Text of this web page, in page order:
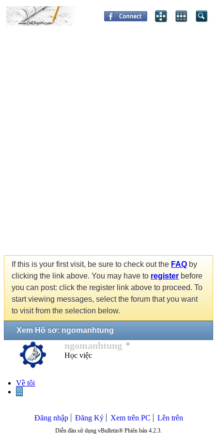
If this is your first visit, be sure to check out the FAQ by
clicking the link above. You may have to register before
you can post: click the register link above to proceed. To
start viewing messages, select the forum that you want
to visit from the selection below.
Xem Hồ sơ: ngomanhtung
ngomanhtung
Học việc
Về tôi
...
Đăng nhập Đăng Ký Xem trên PC Lên trên
Diễn đàn sử dụng vBulletin® Phiên bản 4.2.3.